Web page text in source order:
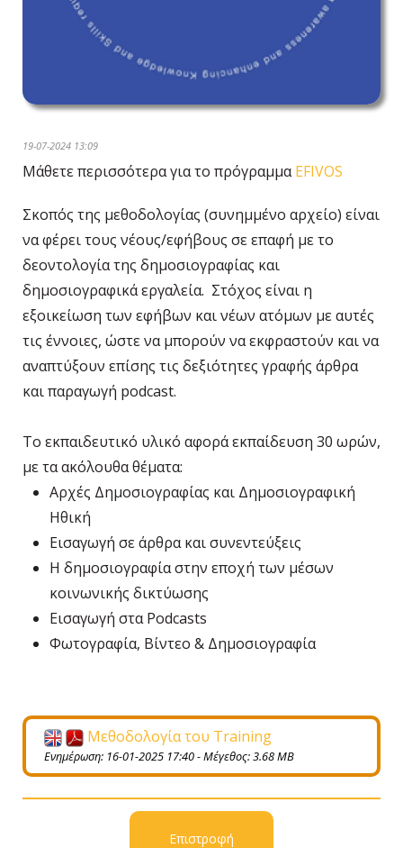
19-07-2024 13:09
Μάθετε περισσότερα για το πρόγραμμαEFIVOS
Σκοπός της μεθοδολογίας (συνημμένο αρχείο) είναι
να φέρει τους νέους/εφήβους σε επαφή με το
δεοντολογία της δημοσιογραφίας και
δημοσιογραφικά εργαλεία. Στόχος είναι η
εξοικείωση των εφήβων και νέων ατόμων με αυτές
τις έννοιες, ώστε να μπορούν να εκφραστούν και να
αναπτύξουν επίσης τις δεξιότητες γραφής άρθρα
και παραγωγή podcast.
Το εκπαιδευτικό υλικό αφορά εκπαίδευση 30 ωρών,
με τα ακόλουθα θέματα:
Αρχές Δημοσιογραφίας και Δημοσιογραφική
Ηθική
Εισαγωγή σε άρθρα και συνεντεύξεις
Η δημοσιογραφία στην εποχή των μέσων
κοινωνικής δικτύωσης
Εισαγωγή στα Podcasts
Φωτογραφία, Βίντεο & Δημοσιογραφία
Μεθοδολογία του Training
Ενημέρωση: 16-01-2025 17:40 - Μέγεθος: 3.68 MB
Επιστροφή